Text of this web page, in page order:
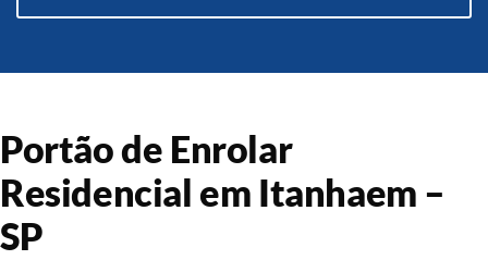
Portão de Garagem de
Enrolar em Petrópolis – RJ
Portão de Garagem de
Enrolar em Paraty – RJ
Portão de Enrolar
Residencial em Itanhaem –
SP